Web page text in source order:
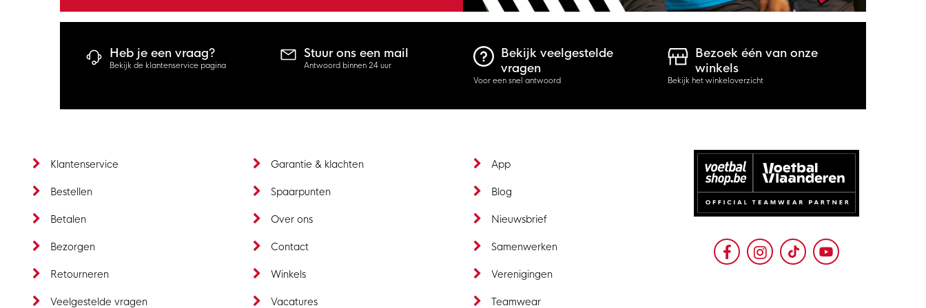
Heb je een vraag?
Bekijk de klantenservice pagina
Stuur ons een mail
Antwoord binnen 24 uur
Bekijk veelgestelde
vragen
Voor een snel antwoord
Bezoek één van onze
winkels
Bekijk het winkeloverzicht
Klantenservice
Bestellen
Betalen
Bezorgen
Retourneren
Veelgestelde vragen
Garantie & klachten
Spaarpunten
Over ons
Contact
Winkels
Vacatures
App
Blog
Nieuwsbrief
Samenwerken
Verenigingen
Teamwear